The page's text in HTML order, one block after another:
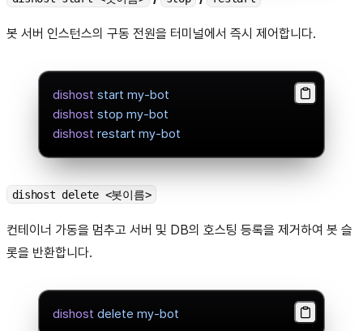
봇 서버 인스턴스의 구동 전원을 터미널에서 즉시 제어합니다.
dishost start my-bot
dishost stop my-bot
dishost restart my-bot
dishost delete <봇이름>
컨테이너 가동을 멈추고 서버 및 DB의 호스팅 등록을 제거하여 봇 슬
롯을 반환합니다.
dishost delete my-bot